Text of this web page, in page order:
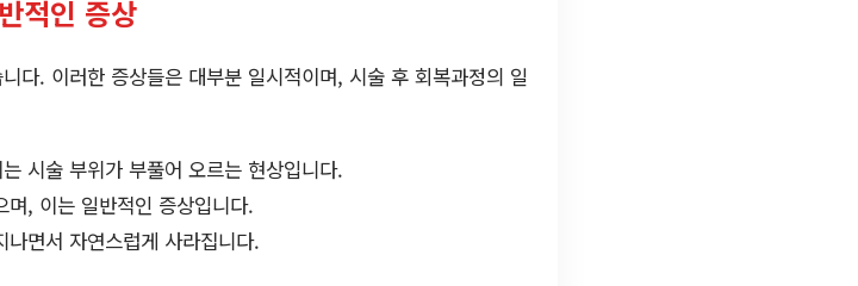
적인 증상
다. 이러한 증상들은 대부분 일시적이며, 시술 후 회복과정의 일
시술 부위가 부풀어 오르는 현상입니다.
, 이는 일반적인 증상입니다.
면서 자연스럽게 사라집니다.